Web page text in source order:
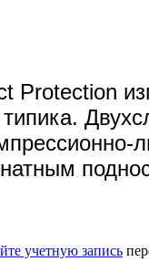
Protection
учетную запись